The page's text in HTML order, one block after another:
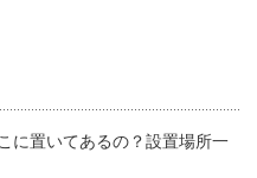
に置いてあるの？設置場所一